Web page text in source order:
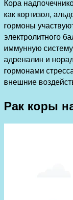
Кора
как кортизол,
гормоны
электролитного
иммунную
адреналин и
гормонами
внешние
Рак коры